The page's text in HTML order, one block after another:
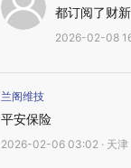
都订阅了财
2026-02-08
兰阁维技
平安保险
2026-02-06 03:02 · 天津